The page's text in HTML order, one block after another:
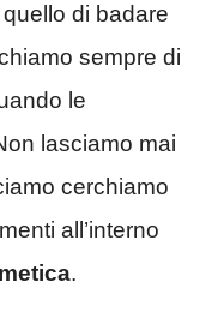
di badare
sempre di
le
lasciamo mai
cerchiamo
all’interno
.